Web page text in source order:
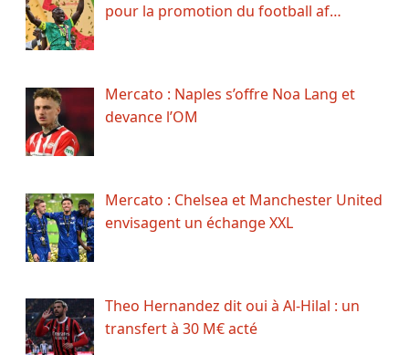
pour la promotion du football af…
Mercato : Naples s’offre Noa Lang et
devance l’OM
Mercato : Chelsea et Manchester United
envisagent un échange XXL
Theo Hernandez dit oui à Al-Hilal : un
transfert à 30 M€ acté